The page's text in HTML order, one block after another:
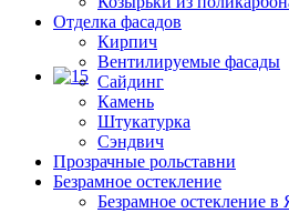
Отделка фасадов
Кирпич
Вентилируемые фасады
Сайдинг
Камень
Штукатурка
Сэндвич
Прозрачные рольставни
Безрамное остекление
Безрамное остекление в